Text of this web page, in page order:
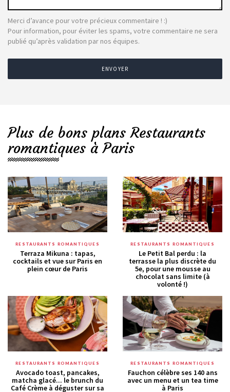
Merci d’avance pour votre précieux commentaire ! :)
Pour information, pour éviter les spams, votre commentaire ne sera
publié qu’après validation par nos équipes.
ENVOYER
Plus de bons plans Restaurants
romantiques à Paris
RESTAURANTS ROMANTIQUES
Terraza Mikuna : tapas,
cocktails et vue sur Paris en
plein cœur de Paris
RESTAURANTS ROMANTIQUES
Le Petit Bal perdu : la
terrasse la plus discrète du
5e, pour une mousse au
chocolat sans limite (à
volonté !)
RESTAURANTS ROMANTIQUES
Avocado toast, pancakes,
matcha glacé... le brunch du
Café Crème à déguster sur sa
RESTAURANTS ROMANTIQUES
Fauchon célèbre ses 140 ans
avec un menu et un tea time
à Paris